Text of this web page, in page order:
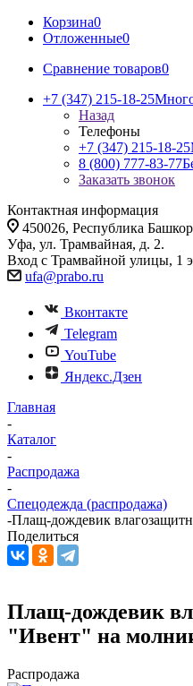
Корзина0
Отложенные0
Сравнение товаров0
+7 (347) 215-18-25
Назад
Телефоны
+7 (347) 215-18-25
8 (800) 777-83-77
Заказать звонок
Контактная информация
450026, Республика
Уфа, ул. Трамвайная, д. 2.
Вход с Трамвайной улицы, 1
ufa@prabo.ru
Вконтакте
Telegram
YouTube
Яндекс.Дзен
Главная
-
Каталог
-
Распродажа
-
Спецодежда (распродажа)
-Плащ-дождевик
Поделиться
Плащ-дождевик
"Ивент" на
Распродажа